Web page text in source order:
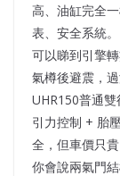
高、油缸完全
表、安全系統
可以睇到引擎
氣樽後避震，
UHR150普通
引力控制 + 胎
全，但車價只
你會說兩氣門